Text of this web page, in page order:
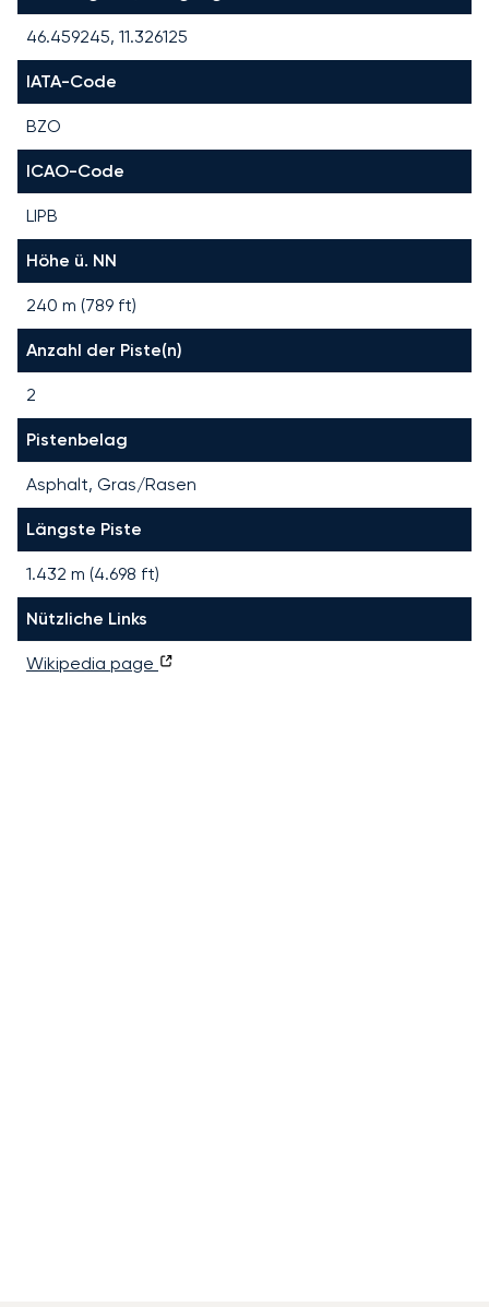
46.459245, 11.326125
IATA-Code
BZO
ICAO-Code
LIPB
Höhe ü. NN
240 m (789 ft)
Anzahl der Piste(n)
2
Pistenbelag
Asphalt, Gras/Rasen
Längste Piste
1.432 m (4.698 ft)
Nützliche Links
Wikipedia page